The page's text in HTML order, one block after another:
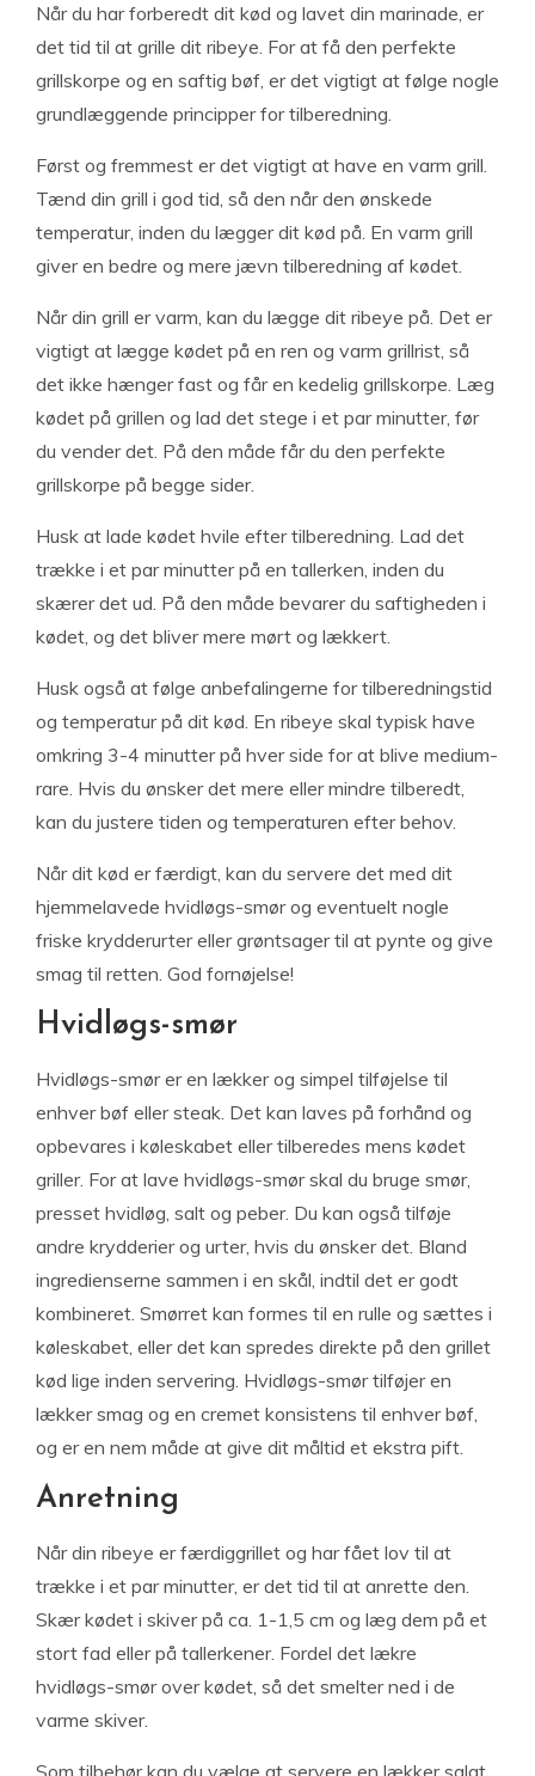
Når du har forberedt dit kød og lavet din marinade, er
det tid til at grille dit ribeye. For at få den perfekte
grillskorpe og en saftig bøf, er det vigtigt at følge nogle
grundlæggende principper for tilberedning.
Først og fremmest er det vigtigt at have en varm grill.
Tænd din grill i god tid, så den når den ønskede
temperatur, inden du lægger dit kød på. En varm grill
giver en bedre og mere jævn tilberedning af kødet.
Når din grill er varm, kan du lægge dit ribeye på. Det er
vigtigt at lægge kødet på en ren og varm grillrist, så
det ikke hænger fast og får en kedelig grillskorpe. Læg
kødet på grillen og lad det stege i et par minutter, før
du vender det. På den måde får du den perfekte
grillskorpe på begge sider.
Husk at lade kødet hvile efter tilberedning. Lad det
trække i et par minutter på en tallerken, inden du
skærer det ud. På den måde bevarer du saftigheden i
kødet, og det bliver mere mørt og lækkert.
Husk også at følge anbefalingerne for tilberedningstid
og temperatur på dit kød. En ribeye skal typisk have
omkring 3-4 minutter på hver side for at blive medium-
rare. Hvis du ønsker det mere eller mindre tilberedt,
kan du justere tiden og temperaturen efter behov.
Når dit kød er færdigt, kan du servere det med dit
hjemmelavede hvidløgs-smør og eventuelt nogle
friske krydderurter eller grøntsager til at pynte og give
smag til retten. God fornøjelse!
Hvidløgs-smør
Hvidløgs-smør er en lækker og simpel tilføjelse til
enhver bøf eller steak. Det kan laves på forhånd og
opbevares i køleskabet eller tilberedes mens kødet
griller. For at lave hvidløgs-smør skal du bruge smør,
presset hvidløg, salt og peber. Du kan også tilføje
andre krydderier og urter, hvis du ønsker det. Bland
ingredienserne sammen i en skål, indtil det er godt
kombineret. Smørret kan formes til en rulle og sættes i
køleskabet, eller det kan spredes direkte på den grillet
kød lige inden servering. Hvidløgs-smør tilføjer en
lækker smag og en cremet konsistens til enhver bøf,
og er en nem måde at give dit måltid et ekstra pift.
Anretning
Når din ribeye er færdiggrillet og har fået lov til at
trække i et par minutter, er det tid til at anrette den.
Skær kødet i skiver på ca. 1-1,5 cm og læg dem på et
stort fad eller på tallerkener. Fordel det lækre
hvidløgs-smør over kødet, så det smelter ned i de
varme skiver.
Som tilbehør kan du vælge at servere en lækker salat